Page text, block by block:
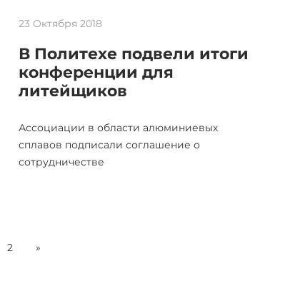
23 Октября 2018
В Политехе подвели итоги
конференции для
литейщиков
Ассоциации в области алюминиевых
сплавов подписали соглашение о
сотрудничестве
2 »